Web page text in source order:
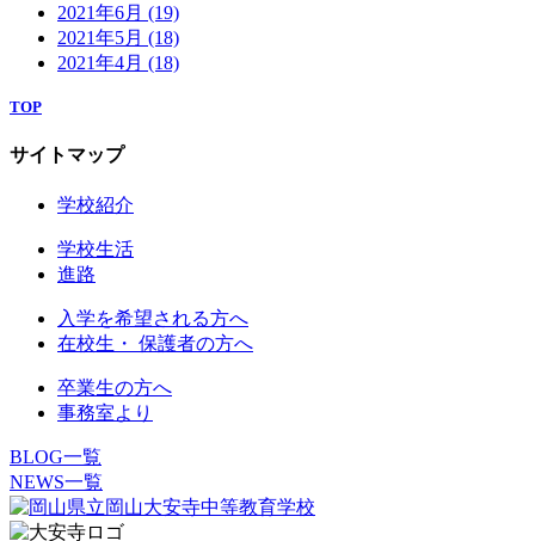
2021年6月 (19)
2021年5月 (18)
2021年4月 (18)
TOP
サイトマップ
学校紹介
学校生活
進路
入学を希望される方へ
在校生・ 保護者の方へ
卒業生の方へ
事務室より
BLOG一覧
NEWS一覧